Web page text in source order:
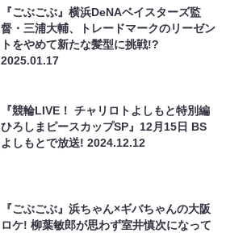
『ごぶごぶ』横浜DeNAベイスターズ監
督・三浦大輔、トレードマークのリーゼン
トをやめて新たな髪型に挑戦!?
2025.01.17
『競輪LIVE！ チャリロトよしもと特別編
ひろしまピースカップSP』12月15日 BS
よしもとで放送!2024.12.12
『ごぶごぶ』浜ちゃん×ギバちゃんの大阪
ロケ! 柳葉敏郎が思わず室井慎次になって